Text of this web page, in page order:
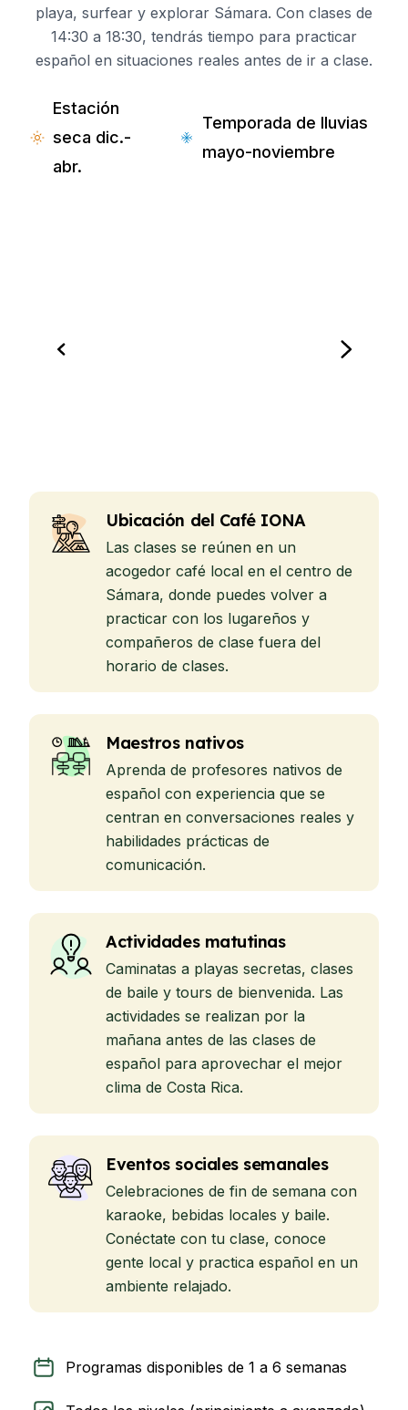
playa, surfear y explorar Sámara. Con clases de
14:30 a 18:30, tendrás tiempo para practicar
español en situaciones reales antes de ir a clase.
Estación
seca dic.-
abr.
Temporada de lluvias
mayo-noviembre
Ubicación del Café IONA
Las clases se reúnen en un
acogedor café local en el centro de
Sámara, donde puedes volver a
practicar con los lugareños y
compañeros de clase fuera del
horario de clases.
Maestros nativos
Aprenda de profesores nativos de
español con experiencia que se
centran en conversaciones reales y
habilidades prácticas de
comunicación.
Actividades matutinas
Caminatas a playas secretas, clases
de baile y tours de bienvenida. Las
actividades se realizan por la
mañana antes de las clases de
español para aprovechar el mejor
clima de Costa Rica.
Eventos sociales semanales
Celebraciones de fin de semana con
karaoke, bebidas locales y baile.
Conéctate con tu clase, conoce
gente local y practica español en un
ambiente relajado.
Programas disponibles de 1 a 6 semanas